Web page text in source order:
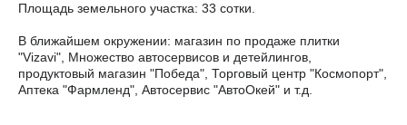
Площадь земельного участка: 33 сотки.
В ближайшем окружении: магазин по продаже плитки
"Vizavi", Множество автосервисов и детейлингов,
продуктовый магазин "Победа", Торговый центр "Космопорт",
Аптека "Фармленд", Автосервис "АвтоОкей" и т.д.